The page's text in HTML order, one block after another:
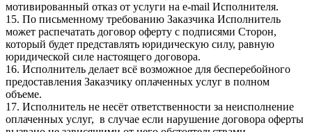
мотивированный отказ от услуги на e-mail Исполнителя.
15. По письменному требованию Заказчика Исполнитель
может распечатать договор оферту с подписями Сторон,
который будет представлять юридическую силу, равную
юридической силе настоящего договора.
16. Исполнитель делает всё возможное для бесперебойного
предоставления Заказчику оплаченных услуг в полном
объеме.
17. Исполнитель не несёт ответственности за неисполнение
оплаченных услуг, в случае если нарушение договора оферты